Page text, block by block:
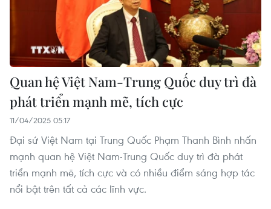
Quan hệ Việt Nam-Trung Quốc duy trì đà
phát triển mạnh mẽ, tích cực
11/04/2025 05:17
Đại sứ Việt Nam tại Trung Quốc Phạm Thanh Bình nhấn
mạnh quan hệ Việt Nam-Trung Quốc duy trì đà phát
triển mạnh mẽ, tích cực và có nhiều điểm sáng hợp tác
nổi bật trên tất cả các lĩnh vực.